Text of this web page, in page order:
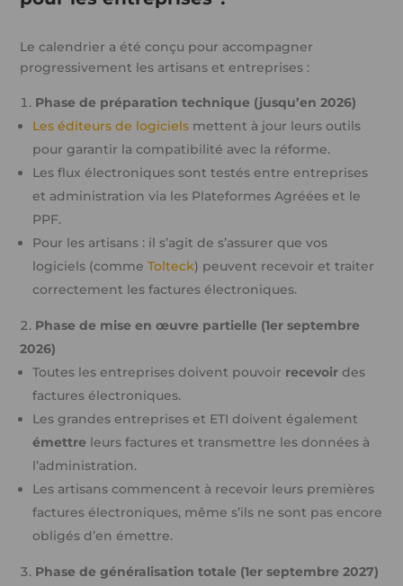
Le calendrier a été conçu pour accompagner
progressivement les artisans et entreprises :
Phase de préparation technique (jusqu’en 2026)
Les éditeurs de logiciels mettent à jour leurs outils
pour garantir la compatibilité avec la réforme.
Les flux électroniques sont testés entre entreprises
et administration via les Plateformes Agréées et le
PPF.
Pour les artisans : il s’agit de s’assurer que vos
logiciels (commeTolteck) peuvent recevoir et traiter
correctement les factures électroniques.
Phase de mise en œuvre partielle (1er septembre
2026)
Toutes les entreprises doivent pouvoir recevoir des
factures électroniques.
Les grandes entreprises et ETI doivent également
émettre leurs factures et transmettre les données à
l’administration.
Les artisans commencent à recevoir leurs premières
factures électroniques, même s’ils ne sont pas encore
obligés d’en émettre.
Phase de généralisation totale (1er septembre 2027)